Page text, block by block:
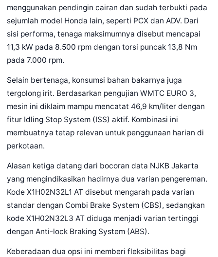
menggunakan pendingin cairan dan sudah terbukti pada
sejumlah model Honda lain, seperti PCX dan ADV. Dari
sisi performa, tenaga maksimumnya disebut mencapai
11,3 kW pada 8.500 rpm dengan torsi puncak 13,8 Nm
pada 7.000 rpm.
Selain bertenaga, konsumsi bahan bakarnya juga
tergolong irit. Berdasarkan pengujian WMTC EURO 3,
mesin ini diklaim mampu mencatat 46,9 km/liter dengan
fitur Idling Stop System (ISS) aktif. Kombinasi ini
membuatnya tetap relevan untuk penggunaan harian di
perkotaan.
Alasan ketiga datang dari bocoran data NJKB Jakarta
yang mengindikasikan hadirnya dua varian pengereman.
Kode X1H02N32L1 AT disebut mengarah pada varian
standar dengan Combi Brake System (CBS), sedangkan
kode X1H02N32L3 AT diduga menjadi varian tertinggi
dengan Anti-lock Braking System (ABS).
Keberadaan dua opsi ini memberi fleksibilitas bagi